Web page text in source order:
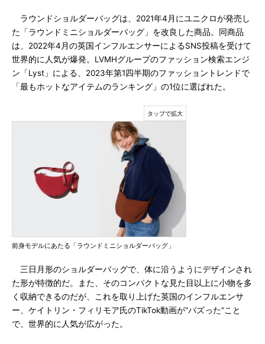
ラウンドショルダーバッグは、2021年4月にユニクロが発売し
た「ラウンドミニショルダーバッグ」を改良した商品。同商品
は、2022年4月の英国インフルエンサーによるSNS投稿を受けて
世界的に人気が爆発。LVMHグループのファッション検索エンジ
ン「Lyst」による、2023年第1四半期のファッショントレンドで
「最もホットなアイテムのランキング」の1位に選ばれた。
前身モデルにあたる「ラウンドミニショルダーバッグ」
三日月形のショルダーバッグで、体に沿うようにデザインされ
た形が特徴的だ。また、そのコンパクトな見た目以上に小物を多
く収納できるのだが、これを取り上げた英国のインフルエンサ
ー、ケイトリン・フィリモア氏のTikTok動画が“バズった”こと
で、世界的に人気が広がった。